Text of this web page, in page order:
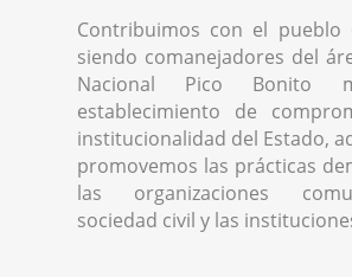
Contribuimos con el pueblo
siendo comanejadores del
Nacional Pico Bonito
establecimiento de
institucionalidad del Estado,
promovemos las prácticas
las organizaciones
sociedad civil y las